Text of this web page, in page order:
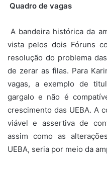
Quadro de vagas
A bandeira histórica da
vista pelos dois Fóruns
resolução do problema
de zerar as filas. Para
vagas, a exemplo de
gargalo e não é
crescimento das UEBA. A
viável e assertiva de
assim como as
UEBA, seria por meio da